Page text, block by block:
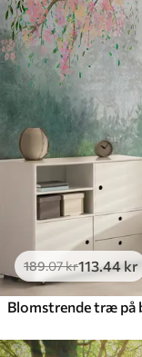
189.07kr113.44 kr
Blomstrende træ på